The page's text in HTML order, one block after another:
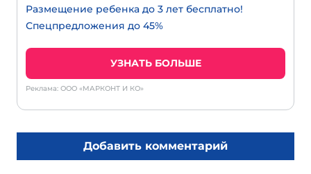
Размещение ребенка до 3 лет бесплатно!
Спецпредложения до 45%
УЗНАТЬ БОЛЬШЕ
Реклама: ООО «МАРКОНТ И КО»
Добавить комментарий